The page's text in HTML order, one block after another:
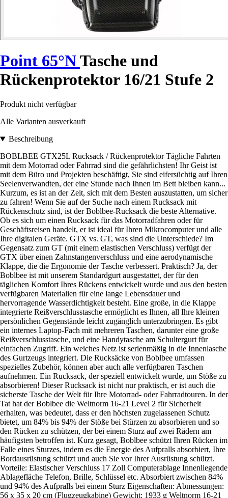
Point 65°NTasche und
Rückenprotektor 16/21 Stufe 2
Produkt nicht verfügbar
Alle Varianten ausverkauft
Beschreibung
BOBLBEE GTX25L Rucksack / Rückenprotektor Tägliche Fahrten
mit dem Motorrad oder Fahrrad sind die gefährlichsten! Ihr Geist ist
mit dem Büro und Projekten beschäftigt, Sie sind eifersüchtig auf Ihren
Seelenverwandten, der eine Stunde nach Ihnen im Bett bleiben kann...
Kurzum, es ist an der Zeit, sich mit dem Besten auszustatten, um sicher
zu fahren! Wenn Sie auf der Suche nach einem Rucksack mit
Rückenschutz sind, ist der Boblbee-Rucksack die beste Alternative.
Ob es sich um einen Rucksack für das Motorradfahren oder für
Geschäftsreisen handelt, er ist ideal für Ihren Mikrocomputer und alle
Ihre digitalen Geräte. GTX vs. GT, was sind die Unterschiede? Im
Gegensatz zum GT (mit einem elastischen Verschluss) verfügt der
GTX über einen Zahnstangenverschluss und eine aerodynamische
Klappe, die die Ergonomie der Tasche verbessert. Praktisch? Ja, der
Boblbee ist mit unserem Standardgurt ausgestattet, der für den
täglichen Komfort Ihres Rückens entwickelt wurde und aus den besten
verfügbaren Materialien für eine lange Lebensdauer und
hervorragende Wasserdichtigkeit besteht. Eine große, in die Klappe
integrierte Reißverschlusstasche ermöglicht es Ihnen, all Ihre kleinen
persönlichen Gegenstände leicht zugänglich unterzubringen. Es gibt
ein internes Laptop-Fach mit mehreren Taschen, darunter eine große
Reißverschlusstasche, und eine Handytasche am Schultergurt für
einfachen Zugriff. Ein weiches Netz ist serienmäßig in die Innenlasche
des Gurtzeugs integriert. Die Rucksäcke von Boblbee umfassen
spezielles Zubehör, können aber auch alle verfügbaren Taschen
aufnehmen. Ein Rucksack, der speziell entwickelt wurde, um Stöße zu
absorbieren! Dieser Rucksack ist nicht nur praktisch, er ist auch die
sicherste Tasche der Welt für Ihre Motorrad- oder Fahrradtouren. In der
Tat hat der Boblbee die Weltnorm 16-21 Level 2 für Sicherheit
erhalten, was bedeutet, dass er den höchsten zugelassenen Schutz
bietet, um 84% bis 94% der Stöße bei Stürzen zu absorbieren und so
den Rücken zu schützen, der bei einem Sturz auf zwei Rädern am
häufigsten betroffen ist. Kurz gesagt, Boblbee schützt Ihren Rücken im
Falle eines Sturzes, indem es die Energie des Aufpralls absorbiert, Ihre
Bordausrüstung schützt und auch Sie vor Ihrer Ausrüstung schützt.
Vorteile: Elastischer Verschluss 17 Zoll Computerablage Innenliegende
Ablagefläche Telefon, Brille, Schlüssel etc. Absorbiert zwischen 84%
und 94% des Aufpralls bei einem Sturz Eigenschaften: Abmessungen:
56 x 35 x 20 cm (Flugzeugkabine) Gewicht: 1933 g Weltnorm 16-21